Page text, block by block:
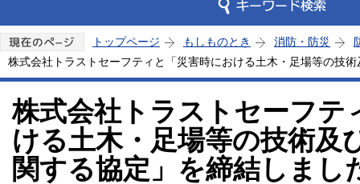
トップページ もしものとき 消防・防災
株式会社トラストセーフティと「災害時における土木・足場等の技
株式会社トラストセーフテ
ける土木・足場等の技術及
関する協定」を締結しまし